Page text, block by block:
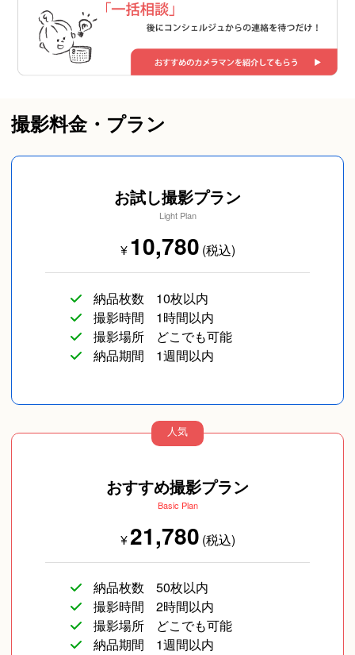
撮影料金・プラン
お試し撮影プラン
Light Plan
¥10,780 (税込)
納品枚数
10枚以内
撮影時間
1時間以内
撮影場所
どこでも可能
納品期間
1週間以内
人気
おすすめ撮影プラン
Basic Plan
¥21,780 (税込)
納品枚数
50枚以内
撮影時間
2時間以内
撮影場所
どこでも可能
納品期間
1週間以内